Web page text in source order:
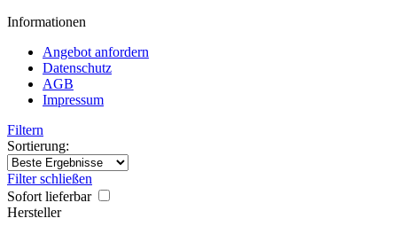
Informationen
Angebot anfordern
Datenschutz
AGB
Impressum
Filtern
Sortierung:
Filter schließen
Sofort lieferbar
Hersteller